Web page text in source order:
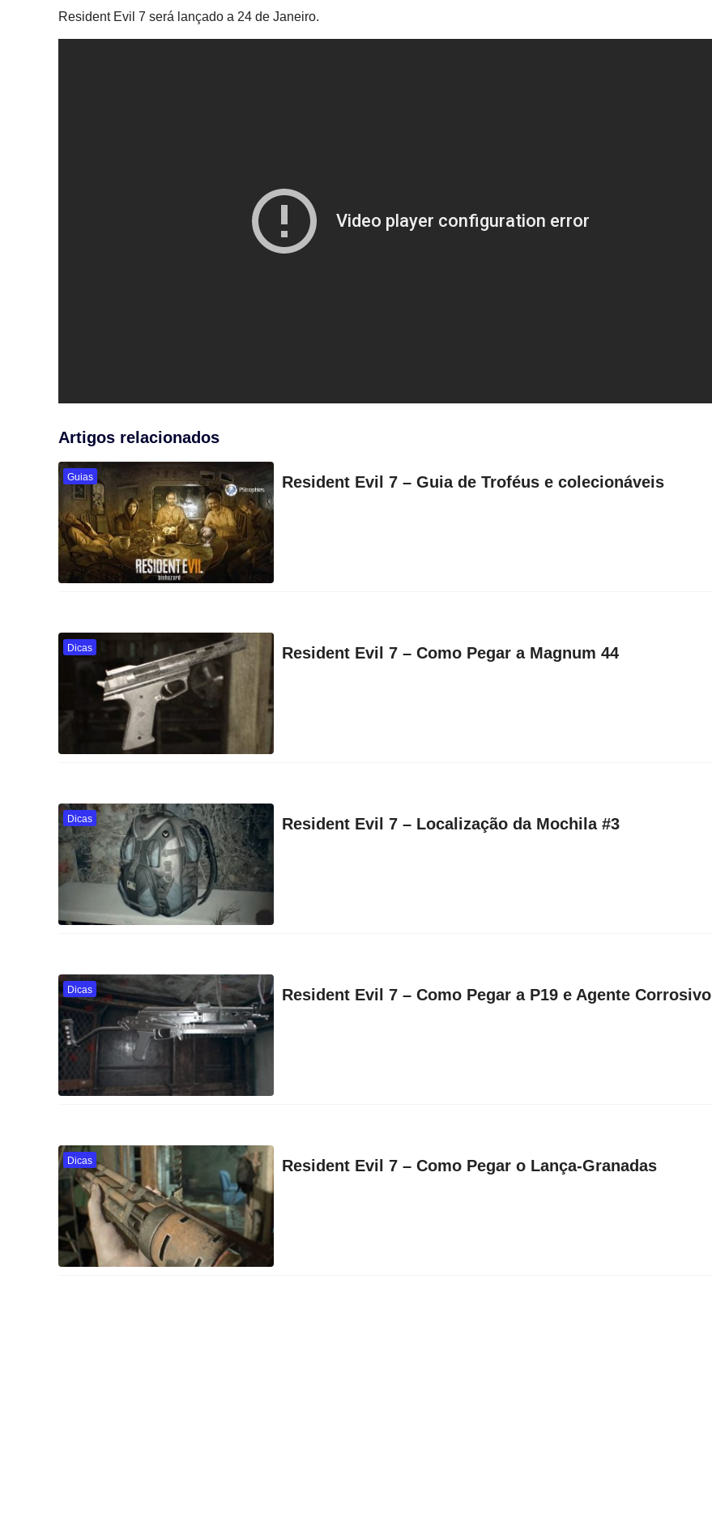
Resident Evil 7 será lançado a 24 de Janeiro.
Artigos relacionados
Guias Resident Evil 7 – Guia de Troféus e colecionáveis
Dicas Resident Evil 7 – Como Pegar a Magnum 44
Dicas Resident Evil 7 – Localização da Mochila #3
Dicas Resident Evil 7 – Como Pegar a P19 e Agente Corrosivo
Dicas Resident Evil 7 – Como Pegar o Lança-Granadas